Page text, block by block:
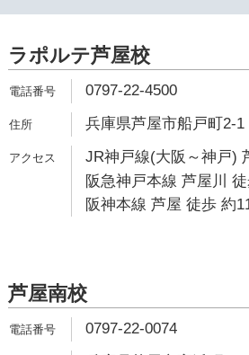
ラポルテ芦屋校
0797-22-4500
兵庫県芦屋市船戸町2-
JR神戸線(大阪～神戸)
阪急神戸本線 芦屋川
阪神本線 芦屋 徒歩 約
芦屋南校
0797-22-0074